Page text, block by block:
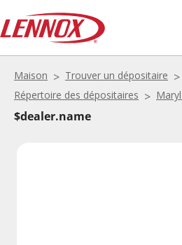
Maison
Trouver un dépositaire
Répertoire des dépositaires
$dealer.name